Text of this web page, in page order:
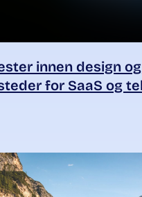
innen design
for SaaS og